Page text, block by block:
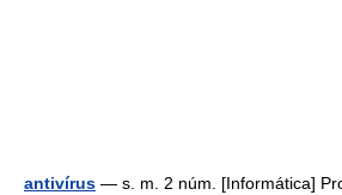
antivírus — s. m. 2 núm. [Informática]